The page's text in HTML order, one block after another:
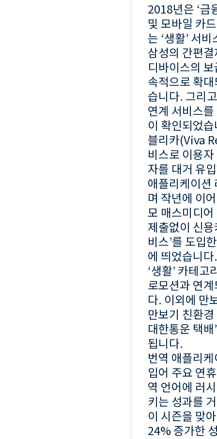
2018년은 ‘금
및 모바일 카
는 ‘생활’ 서
삼성의 간편
디바이스의
속적으로 확
습니다. 그리
연계 서비스
이 확인되었
블리카(Viva
비스로 이용
자를 대거 유
애플리케이션
며 작년에 이
모 매스미디
제출없이 신
비스’를 도입
에 띄었습니다.
‘생활’ 카테
로모션과 연
다. 이외에 만
만보기 친환
대한통운 택
됩니다.
번역 애플리
입어 주요 연
역 언어에 러
키는 성과를
이 시즌을 맞
24% 증가한